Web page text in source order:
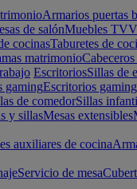
Armarios puertas
de salónMuebles TV
cocinasTaburetes de
matrimonio
EscritoriosSillas de
gamingEscritorios gaming
de comedorSillas
y sillasMesas extensibles
auxiliares de cocina
Servicio de mesa